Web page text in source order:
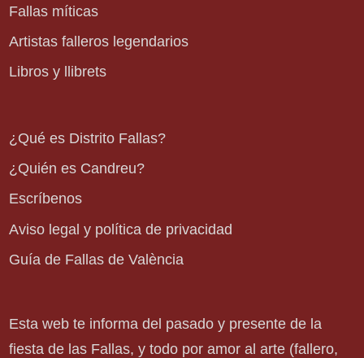
Fallas míticas
Artistas falleros legendarios
Libros y llibrets
¿Qué es Distrito Fallas?
¿Quién es Candreu?
Escríbenos
Aviso legal y política de privacidad
Guía de Fallas de València
Esta web te informa del pasado y presente de la
fiesta de las Fallas, y todo por amor al arte (fallero,